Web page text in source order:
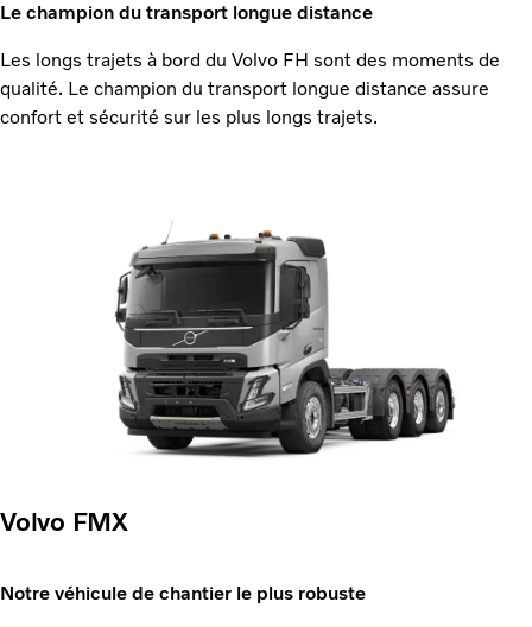
Le champion du transport longue distance
Les longs trajets à bord du Volvo FH sont des moments de
qualité. Le champion du transport longue distance assure
confort et sécurité sur les plus longs trajets.
Volvo FMX
Notre véhicule de chantier le plus robuste